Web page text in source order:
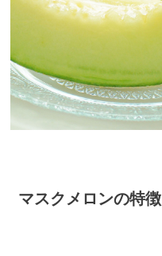
マスクメロンの特徴